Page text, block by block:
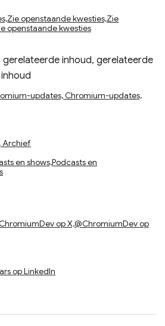
openstaande kwesties,Zie
openstaande kwesties
inhoud, gerelateerde
updates, Chromium-updates,
Archief
en shows,Podcasts en
op X,@ChromiumDev op
op LinkedIn